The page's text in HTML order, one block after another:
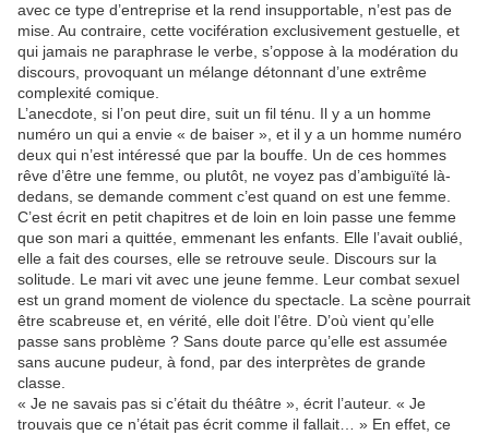
avec ce type d’entreprise et la rend insupportable, n’est pas de
mise. Au contraire, cette vocifération exclusivement gestuelle, et
qui jamais ne paraphrase le verbe, s’oppose à la modération du
discours, provoquant un mélange détonnant d’une extrême
complexité comique.
L’anecdote, si l’on peut dire, suit un fil ténu. Il y a un homme
numéro un qui a envie « de baiser », et il y a un homme numéro
deux qui n’est intéressé que par la bouffe. Un de ces hommes
rêve d’être une femme, ou plutôt, ne voyez pas d’ambiguïté là-
dedans, se demande comment c’est quand on est une femme.
C’est écrit en petit chapitres et de loin en loin passe une femme
que son mari a quittée, emmenant les enfants. Elle l’avait oublié,
elle a fait des courses, elle se retrouve seule. Discours sur la
solitude. Le mari vit avec une jeune femme. Leur combat sexuel
est un grand moment de violence du spectacle. La scène pourrait
être scabreuse et, en vérité, elle doit l’être. D’où vient qu’elle
passe sans problème ? Sans doute parce qu’elle est assumée
sans aucune pudeur, à fond, par des interprètes de grande
classe.
« Je ne savais pas si c’était du théâtre », écrit l’auteur. « Je
trouvais que ce n’était pas écrit comme il fallait… » En effet, ce